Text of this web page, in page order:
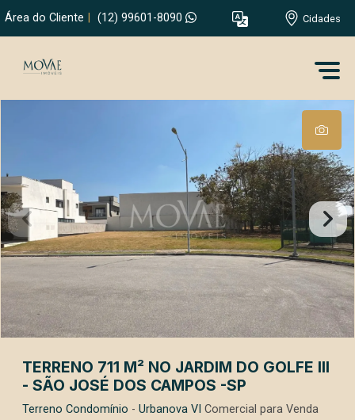
Área do Cliente (12) 99601-8090 Cidades
TERRENO 711 M² NO JARDIM DO GOLFE III
- SÃO JOSÉ DOS CAMPOS -SP
Terreno Condomínio - Urbanova VI Comercial para Venda